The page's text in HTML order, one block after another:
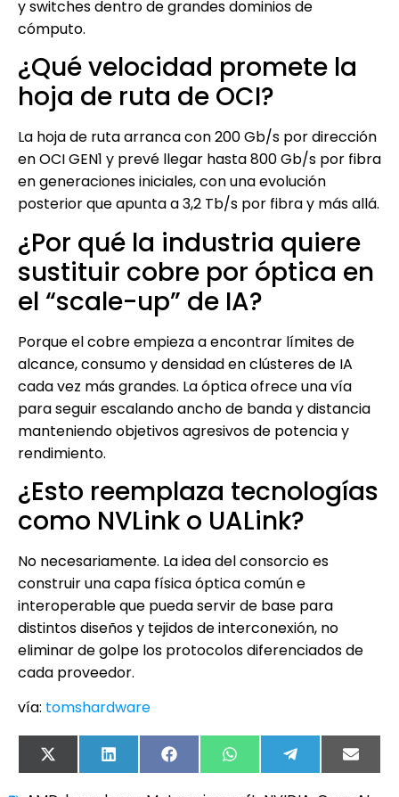
y switches dentro de grandes dominios de
cómputo.
¿Qué velocidad promete la
hoja de ruta de OCI?
La hoja de ruta arranca con 200 Gb/s por dirección
en OCI GEN1 y prevé llegar hasta 800 Gb/s por fibra
en generaciones iniciales, con una evolución
posterior que apunta a 3,2 Tb/s por fibra y más allá.
¿Por qué la industria quiere
sustituir cobre por óptica en
el “scale-up” de IA?
Porque el cobre empieza a encontrar límites de
alcance, consumo y densidad en clústeres de IA
cada vez más grandes. La óptica ofrece una vía
para seguir escalando ancho de banda y distancia
manteniendo objetivos agresivos de potencia y
rendimiento.
¿Esto reemplaza tecnologías
como NVLink o UALink?
No necesariamente. La idea del consorcio es
construir una capa física óptica común e
interoperable que pueda servir de base para
distintos diseños y tejidos de interconexión, no
eliminar de golpe los protocolos diferenciados de
cada proveedor.
vía: tomshardware
X
(Twitter)
LinkedIn FacebookWhatsApp TelegramEmail